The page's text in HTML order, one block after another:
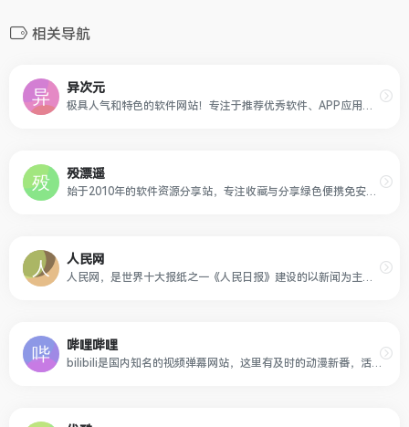
相关导航
异次元
极具人气和特色的软件网站！专注于推荐优秀软件、APP应用和互联网资源，每篇图文评测都极其用心，并提供大量软件资源下载。
殁漂遥
始于2010年的软件资源分享站，专注收藏与分享绿色便携免安装软件，所有软件资源都经过亲自试用后再分享，保证软件的安全与可用性。
人民网
人民网，是世界十大报纸之一《人民日报》建设的以新闻为主的大型网上信息发布平台，也是互联网上最大的中文和多语种新闻网站之一。作为国家重点新闻网站，人民网以新闻报道的权威性、及时性、多样性和评论性为特色，在网民中树立起了“权威媒体、大众网站”的形象。
哔哩哔哩
bilibili是国内知名的视频弹幕网站，这里有及时的动漫新番，活跃的ACG氛围，有创意的Up主。大家可以在这里找到许多欢乐。